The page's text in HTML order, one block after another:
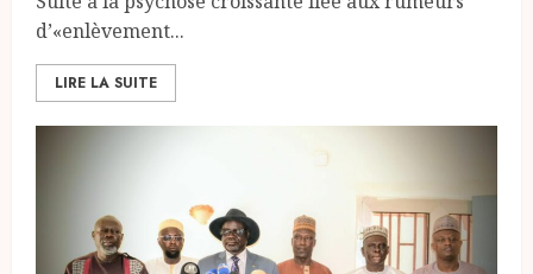
d’«enlèvement...
LIRE LA SUITE